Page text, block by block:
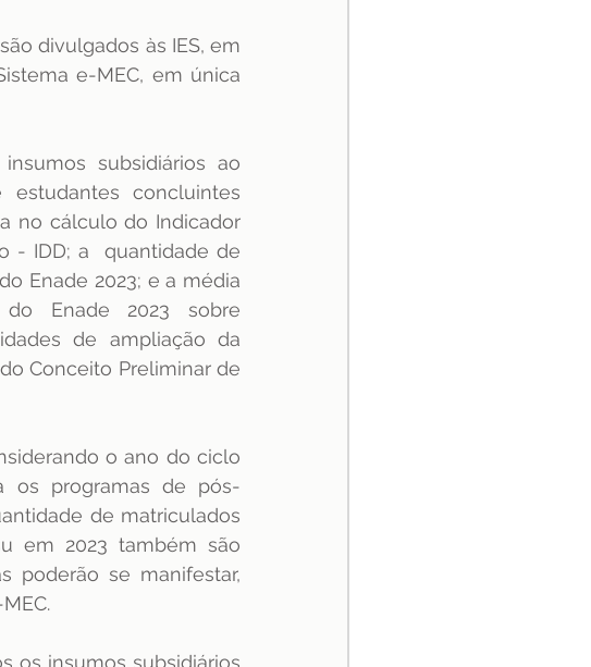
divulgados às IES, em
e-MEC, em única
subsidiários ao
concluintes
no cálculo do Indicador
- IDD; a  quantidade de
Enade 2023; e a média
Enade 2023 sobre
de ampliação da
Conceito Preliminar de
o ano do ciclo
os programas de pós-
de matriculados
em 2023 também são
poderão se manifestar,
os insumos subsidiários